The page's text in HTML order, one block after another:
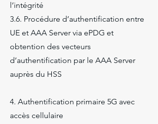
l’intégrité
3.6. Procédure d’authentification entre
UE et AAA Server via ePDG et
obtention des vecteurs
d’authentification par le AAA Server
auprès du HSS
4. Authentification primaire 5G avec
accès cellulaire